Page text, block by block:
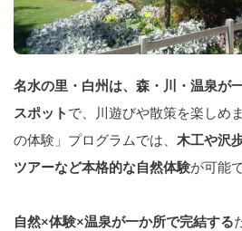
名水の里・白州は、森・川・温泉が
スポット で、川遊びや散策を楽しめ
の体験」プログラムでは、 木工や沢
ツアーなど本格的な自然体験が可能
自然×体験×温泉が一か所で完結する